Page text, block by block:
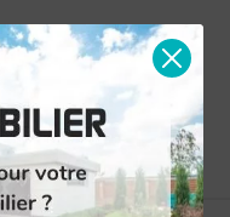
Nous contacter